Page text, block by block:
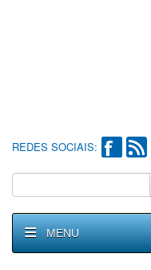
REDES SOCIAIS:
MENU